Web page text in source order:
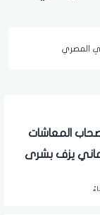
المصري
المعاشات
يزف بشرى